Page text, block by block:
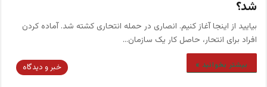
شد؟
بیایید از اینجا آغاز کنیم. انصاری در حمله انتحاری کشته شد. آماده کردن
افراد برای انتحار، حاصل کار یک سازمان…
بیشتر بخوانید » خبر و دیدگاه